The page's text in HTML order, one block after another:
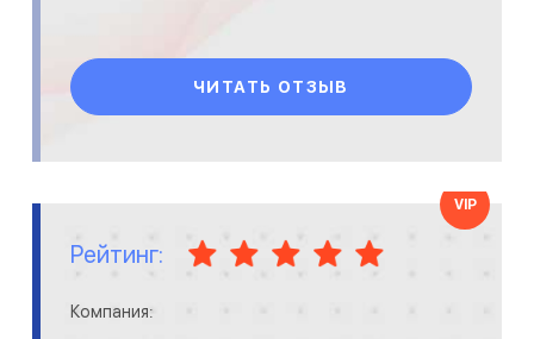
ЧИТАТЬ ОТЗЫВ
VIP
Рейтинг:
Компания: